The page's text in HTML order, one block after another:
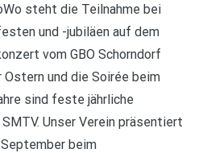
steht die Teilnahme bei
und -jubiläen auf dem
vom GBO Schorndorf
Ostern und die Soirée beim
sind feste jährliche
Unser Verein präsentiert
beim